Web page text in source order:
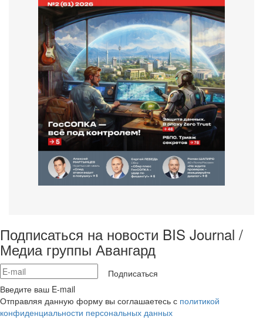
Подписаться на новости BIS Journal /
Медиа группы Авангард
Подписаться
Введите ваш E-mail
Отправляя данную форму вы соглашаетесь с политикой
конфиденциальности персональных данных